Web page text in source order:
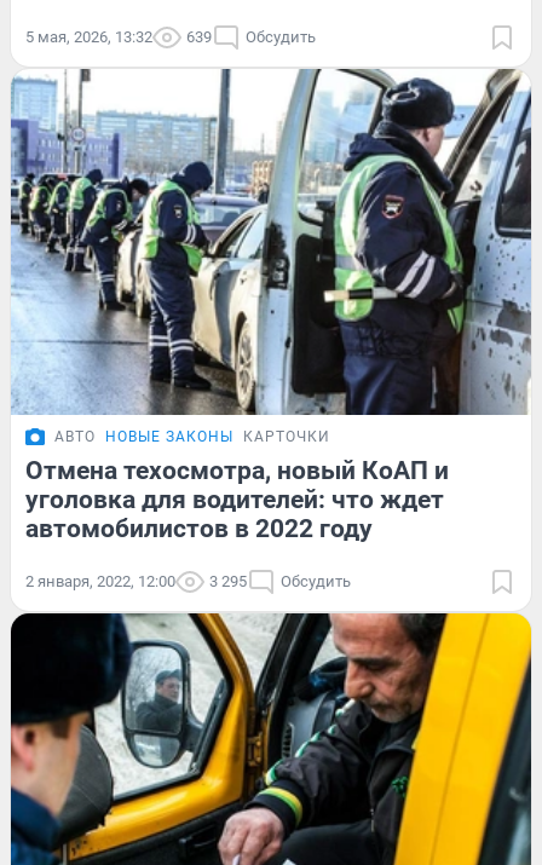
5 мая, 2026, 13:32 639 Обсудить
АВТО НОВЫЕ ЗАКОНЫ КАРТОЧКИ
Отмена техосмотра, новый КоАП и
уголовка для водителей: что ждет
автомобилистов в 2022 году
2 января, 2022, 12:00 3 295 Обсудить